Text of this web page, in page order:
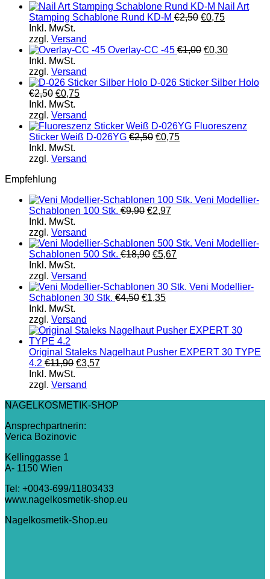
Nail Art
Stamping Schablone Rund KD-M €2,50 €0,75
Inkl. MwSt.
zzgl. Versand
Overlay-CC -45 €1,00 €0,30
Inkl. MwSt.
zzgl. Versand
D-026 Sticker Silber Holo
€2,50 €0,75
Inkl. MwSt.
zzgl. Versand
Fluoreszenz
Sticker Weiß D-026YG €2,50 €0,75
Inkl. MwSt.
zzgl. Versand
Empfehlung
Veni Modellier-
Schablonen 100 Stk. €9,90 €2,97
Inkl. MwSt.
zzgl. Versand
Veni Modellier-
Schablonen 500 Stk. €18,90 €5,67
Inkl. MwSt.
zzgl. Versand
Veni Modellier-
Schablonen 30 Stk. €4,50 €1,35
Inkl. MwSt.
zzgl. Versand
Original Staleks Nagelhaut Pusher EXPERT 30 TYPE
4.2 €11,90 €3,57
Inkl. MwSt.
zzgl. Versand
NAGELKOSMETIK-SHOP
Ansprechpartnerin:
Verica Bozinovic
Kellinggasse 1
A- 1150 Wien
Tel: +0043-699/11803433
www.nagelkosmetik-shop.eu
Nagelkosmetik-Shop.eu